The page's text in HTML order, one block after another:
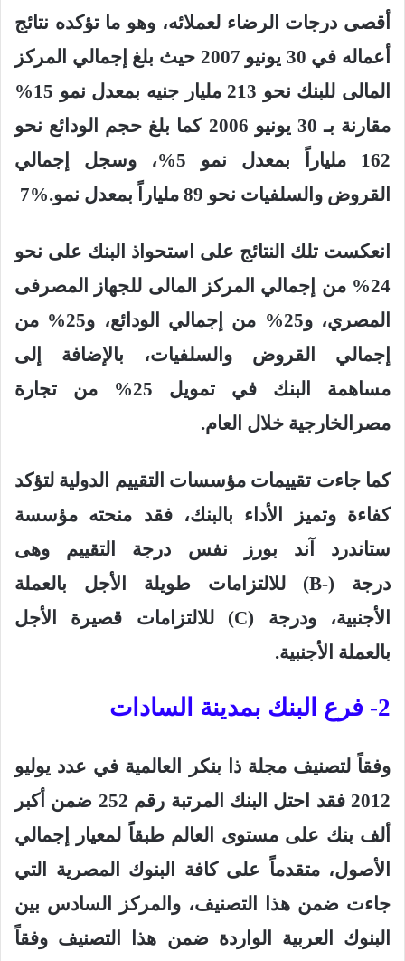
أقصى درجات الرضاء لعملائه، وهو ما تؤكده نتائج
أعماله في 30 يونيو 2007 حيث بلغ إجمالي المركز
المالى للبنك نحو 213 مليار جنيه بمعدل نمو 15%
مقارنة بـ 30 يونيو 2006 كما بلغ حجم الودائع نحو
162 ملياراً بمعدل نمو 5%، وسجل إجمالي
القروض والسلفيات نحو 89 ملياراً بمعدل نمو
7%.
انعكست تلك النتائج على استحواذ البنك على نحو
24% من إجمالي المركز المالى للجهاز المصرفى
المصري، و25% من إجمالي الودائع، و25% من
إجمالي القروض والسلفيات، بالإضافة إلى
مساهمة البنك في تمويل 25% من تجارة
مصرالخارجية خلال العام.
كما جاءت تقييمات مؤسسات التقييم الدولية لتؤكد
كفاءة وتميز الأداء بالبنك، فقد منحته مؤسسة
ستاندرد آند بورز نفس درجة التقييم وهى
درجة (B-) للالتزامات طويلة الأجل بالعملة
الأجنبية، ودرجة (C)للالتزامات قصيرة الأجل
بالعملة الأجنبية.
2- فرع البنك بمدينة السادات
وفقاً لتصنيف مجلة ذا بنكر العالمية في عدد يوليو
2012 فقد احتل البنك المرتبة رقم 252 ضمن أكبر
ألف بنك على مستوى العالم طبقاً لمعيار إجمالي
الأصول، متقدماً على كافة البنوك المصرية التي
جاءت ضمن هذا التصنيف، والمركز السادس بين
البنوك العربية الواردة ضمن هذا التصنيف وفقاً